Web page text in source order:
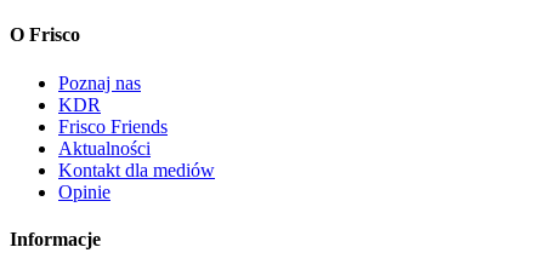
O Frisco
Poznaj nas
KDR
Frisco Friends
Aktualności
Kontakt dla mediów
Opinie
Informacje